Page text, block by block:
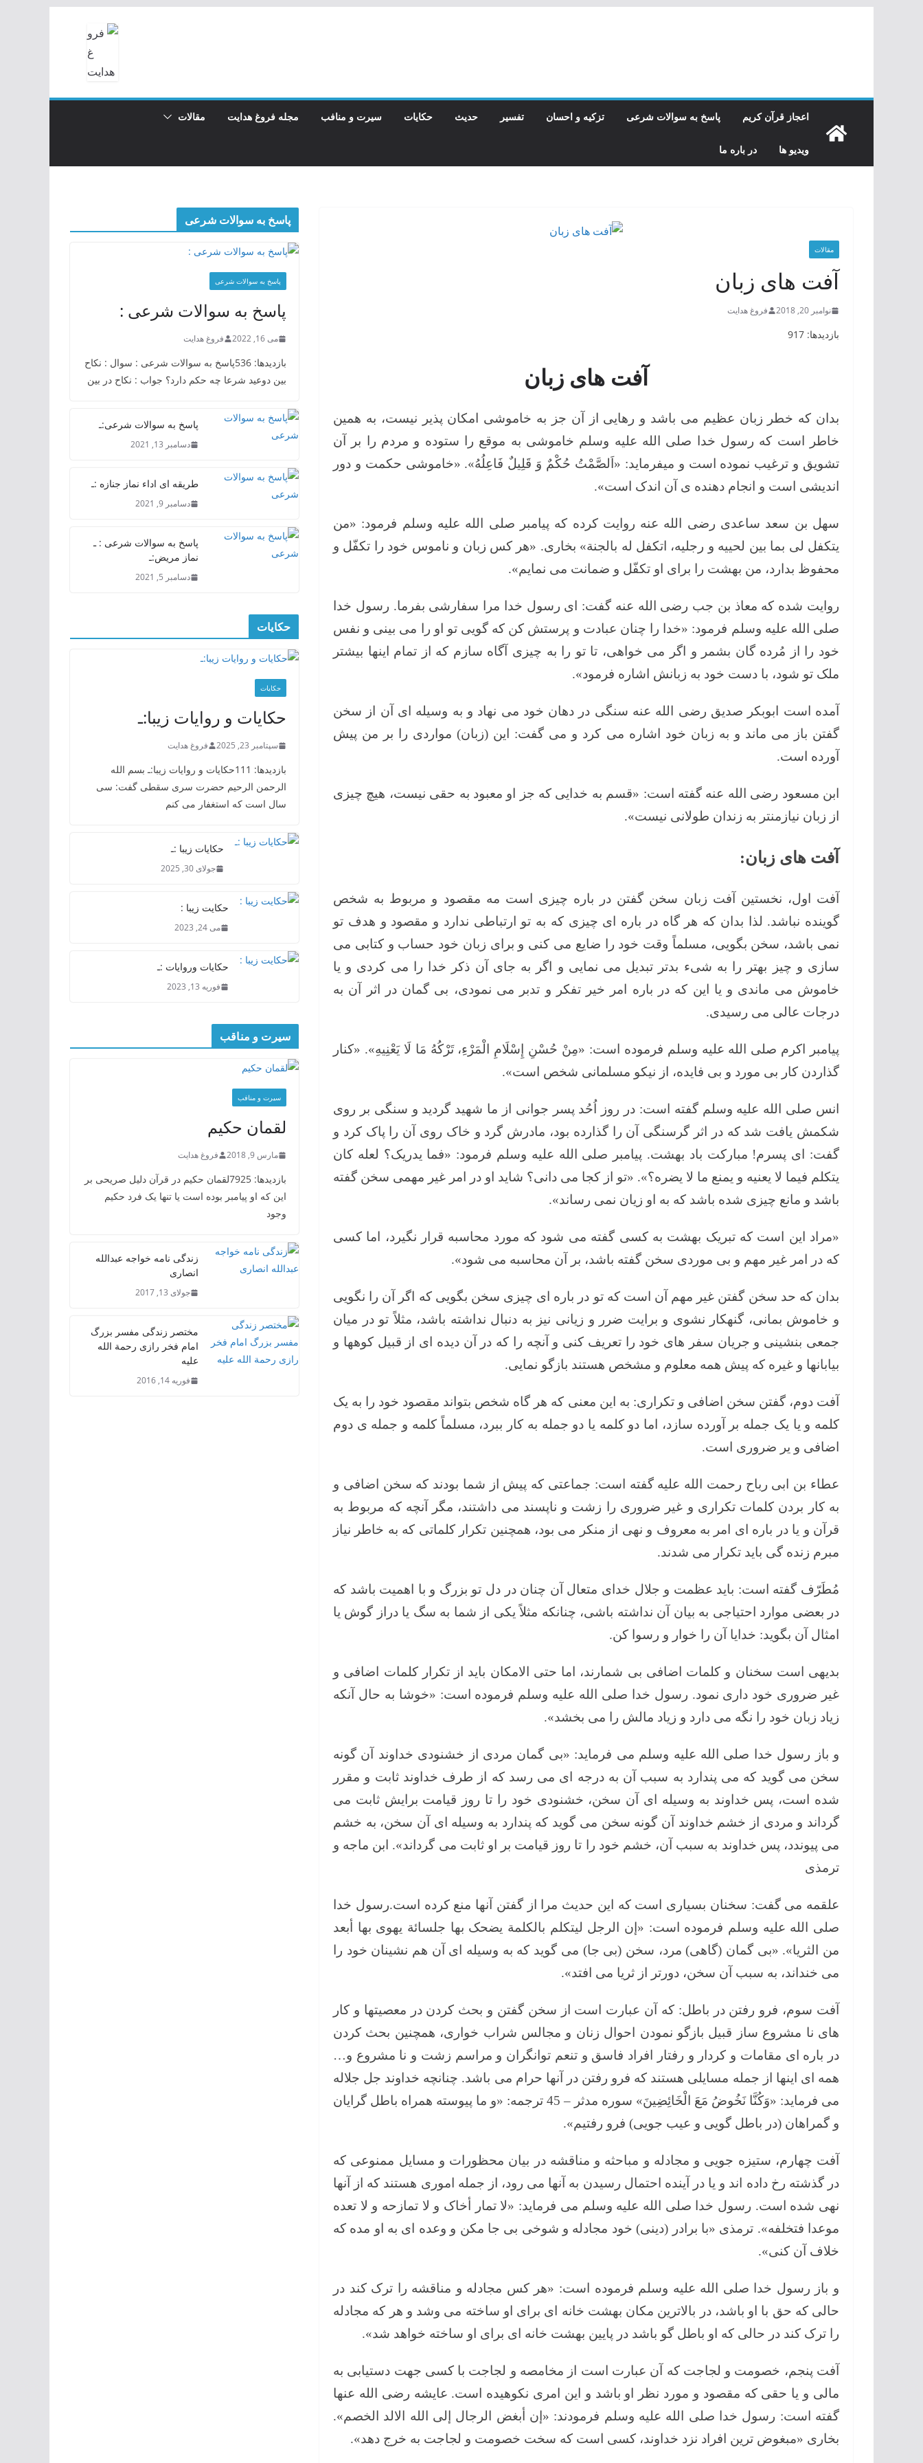
اعجاز قرآن کریم پاسخ به سوالات شرعی تزکیه و احسان تفسیر حدیث حکایات سیرت و منافب مجله فروغ هدایت مقالات
ویدیو ها در باره ما
مقالات
آفت های زبان
نوامبر 20, 2018 فروغ هدایت
بازدیدها: 917
آفت های زبان
بدان که خطر زبان عظیم می باشد و رهایی از آن جز به خاموشی امکان پذیر نیست، به همین
خاطر است که رسول خدا صلی الله علیه وسلم خاموشی به موقع را ستوده و مردم را بر آن
تشویق و ترغیب نموده است و میفرماید: «اَلصَّمْتُ حُكْمٌ وَ قَلِيلٌ فَاعِلُهُ». «خاموشی حکمت و دور
اندیشی است و انجام دهنده ی آن اندک است».
سهل بن سعد ساعدی رضی الله عنه روایت کرده که پیامبر صلی الله علیه وسلم فرمود: «من
یتکفل لی بما بین لحییه و رجلیه، اتکفل له بالجنة» بخاری. «هر کس زبان و ناموس خود را تکفّل و
محفوظ بدارد، من بهشت را برای او تکفّل و ضمانت می نمایم».
روایت شده که معاذ بن جب رضی الله عنه گفت: ای رسول خدا مرا سفارشی بفرما. رسول خدا
صلی الله علیه وسلم فرمود: «خدا را چنان عبادت و پرستش کن که گویی تو او را می بینی و نفس
خود را از مُرده گان بشمر و اگر می خواهی، تا تو را به چیزی آگاه سازم که از تمام اینها بیشتر
ملک تو شود، با دست خود به زبانش اشاره فرمود».
آمده است ابوبکر صدیق رضی الله عنه سنگی در دهان خود می نهاد و به وسیله ای آن از سخن
گفتن باز می ماند و به زبان خود اشاره می کرد و می گفت: این (زبان) مواردی را بر من پیش
آورده است.
ابن مسعود رضی الله عنه گفته است: «قسم به خدایی که جز او معبود به حقی نیست، هیچ چیزی
از زبان نیازمنتر به زندان طولانی نیست».
آفت های زبان:
آفت اول، نخستین آفت زبان سخن گفتن در باره چیزی است مه مقصود و مربوط به شخص
گوینده نباشد. لذا بدان که هر گاه در باره ای چیزی که به تو ارتباطی ندارد و مقصود و هدف تو
نمی باشد، سخن بگویی، مسلماً وقت خود را ضایع می کنی و برای زبان خود حساب و کتابی می
سازی و چیز بهتر را به شیء بدتر تبدیل می نمایی و اگر به جای آن ذکر خدا را می کردی و یا
خاموش می ماندی و یا این که در باره امر خیر تفکر و تدبر می نمودی، بی گمان در اثر آن به
درجات عالی می رسیدی.
پیامبر اکرم صلی الله علیه وسلم فرموده است: «مِنْ حُسْنِ إِسْلَامِ الْمَرْءِ، تَرْكُهُ مَا لَا يَعْنِيهِ». «کنار
گذاردن کار بی مورد و بی فایده، از نیکو مسلمانی شخص است».
انس صلی الله علیه وسلم گفته است: در روز اُحُد پسر جوانی از ما شهید گردید و سنگی بر روی
شکمش یافت شد که در اثر گرسنگی آن را گذارده بود، مادرش گرد و خاک روی آن را پاک کرد و
گفت: ای پسرم! مبارکت باد بهشت. پیامبر صلی الله علیه وسلم فرمود: «فما یدریک؟ لعله کان
یتکلم فیما لا یعنیه و یمنع ما لا یضره؟». «تو از کجا می دانی؟ شاید او در امر غیر مهمی سخن گفته
باشد و مانع چیزی شده باشد که به او زیان نمی رساند».
«مراد این است که تبریک بهشت به کسی گفته می شود که مورد محاسبه قرار نگیرد، اما کسی
که در امر غیر مهم و بی موردی سخن گفته باشد، بر آن محاسبه می شود».
بدان که حد سخن گفتن غیر مهم آن است که تو در باره ای چیزی سخن بگویی که اگر آن را نگویی
و خاموش بمانی، گنهکار نشوی و برایت ضرر و زیانی نیز به دنبال نداشته باشد، مثلاً تو در میان
جمعی بنشینی و جریان سفر های خود را تعریف کنی و آنچه را که در آن دیده ای از قبیل کوهها و
بیابانها و غیره که پیش همه معلوم و مشخص هستند بازگو نمایی.
آفت دوم، گفتن سخن اضافی و تکراری: به این معنی که هر گاه شخص بتواند مقصود خود را به یک
کلمه و یا یک جمله بر آورده سازد، اما دو کلمه یا دو جمله به کار ببرد، مسلماً کلمه و جمله ی دوم
اضافی و یر ضروری است.
عطاء بن ابی رباح رحمت الله علیه گفته است: جماعتی که پیش از شما بودند که سخن اضافی و
به کار بردن کلمات تکراری و غیر ضروری را زشت و ناپسند می داشتند، مگر آنچه که مربوط به
قرآن و یا در باره ای امر به معروف و نهی از منکر می بود، همچنین تکرار کلماتی که به خاطر نیاز
مبرم زنده گی باید تکرار می شدند.
مُطَرّف گفته است: باید عظمت و جلال خدای متعال آن چنان در دل تو بزرگ و با اهمیت باشد که
در بعضی موارد احتیاجی به بیان آن نداشته باشی، چنانکه مثلاً یکی از شما به سگ یا دراز گوش یا
امثال آن بگوید: خدایا آن را خوار و رسوا کن.
بدیهی است سخنان و کلمات اضافی بی شمارند، اما حتی الامکان باید از تکرار کلمات اضافی و
غیر ضروری خود داری نمود. رسول خدا صلی الله علیه وسلم فرموده است: «خوشا به حال آنکه
زیاد زبان خود را نگه می دارد و زیاد مالش را می بخشد».
و باز رسول خدا صلی الله علیه وسلم می فرماید: «بی گمان مردی از خشنودی خداوند آن گونه
سخن می گوید که می پندارد به سبب آن به درجه ای می رسد که از طرف خداوند ثابت و مقرر
شده است، پس خداوند به وسیله ای آن سخن، خشنودی خود را تا روز قیامت برایش ثابت می
گرداند و مردی از خشم خداوند آن گونه سخن می گوید که پندارد به وسیله ای آن سخن، به خشم
می پیوندد، پس خداوند به سبب آن، خشم خود را تا روز قیامت بر او ثابت می گرداند». ابن ماجه و
ترمذی
علقمه می گفت: سخنان بسیاری است که این حدیث مرا از گفتن آنها منع کرده است.رسول خدا
صلی الله علیه وسلم فرموده است: «إن الرجل لیتکلم بالکلمة یضحک بها جلسائة یهوی بها أبعد
من الثریا». «بی گمان (گاهی) مرد، سخن (بی جا) می گوید که به وسیله ای آن هم نشینان خود را
می خنداند، به سبب آن سخن، دورتر از ثریا می افتد».
آفت سوم، فرو رفتن در باطل: که آن عبارت است از سخن گفتن و بحث کردن در معصیتها و کار
های نا مشروع ساز قبیل بازگو نمودن احوال زنان و مجالس شراب خواری، همچنین بحث کردن
در باره ای مقامات و کردار و رفتار افراد فاسق و تنعم توانگران و مراسم زشت و نا مشروع و…
همه ای اینها از جمله مسایلی هستند که فرو رفتن در آنها حرام می باشد. چنانچه خداوند جل جلاله
می فرماید: «وَكُنَّا نَخُوضُ مَعَ الْخَائِضِينَ» سوره مدثر – 45 ترجمه: «و ما پیوسته همراه باطل گرایان
و گمراهان (در باطل گویی و عیب جویی) فرو رفتیم».
آفت چهارم، ستیزه جویی و مجادله و مباحثه و مناقشه در بیان محظورات و مسایل ممنوعی که
در گذشته رخ داده اند و یا در آینده احتمال رسیدن به آنها می رود، از جمله اموری هستند که از آنها
نهی شده است. رسول خدا صلی الله علیه وسلم می فرماید: «لا تمار أخاک و لا تمازحه و لا تعده
موعدا فتخلفه». ترمذی «با برادر (دینی) خود مجادله و شوخی بی جا مکن و وعده ای به او مده که
خلاف آن کنی».
و باز رسول خدا صلی الله علیه وسلم فرموده است: «هر کس مجادله و مناقشه را ترک کند در
حالی که حق با او باشد، در بالاترین مکان بهشت خانه ای برای او ساخته می وشد و هر که مجادله
را ترک کند در حالی که او باطل گو باشد در پایین بهشت خانه ای برای او ساخته خواهد شد».
آفت پنجم، خصومت و لجاجت که آن عبارت است از مخامصه و لجاجت با کسی جهت دستیابی به
مالی و یا حقی که مقصود و مورد نظر او باشد و این امری نکوهیده است. عایشه رضی الله عنها
گفته است: رسول خدا صلی الله علیه وسلم فرمودند: «إن أبغض الرجال إلی الله الالد الخصم».
بخاری «مبغوض ترین افراد نزد خداوند، کسی است که سخت خصومت و لجاجت به خرج دهد».
پاسخ به سوالات شرعی
پاسخ به سوالات شرعی
پاسخ به سوالات شرعی :
می 16, 2022 فروغ هدایت
بازدیدها: 536پاسخ به سوالات شرعی : سوال : نکاح
بین دوعید شرعا چه حکم دارد؟ جواب : نکاح در بین
پاسخ به سوالات شرعی:ـ
دسامبر 13, 2021
طریقه ای اداء نماز جنازه :ـ
دسامبر 9, 2021
پاسخ به سوالات شرعی : ـ
نماز مریض:ـ
دسامبر 5, 2021
حکایات
حکایات
حکایات و روایات زیبا:ـ
سپتامبر 23, 2025 فروغ هدایت
بازدیدها: 111حکایات و روایات زیبا:ـ بسم الله
الرحمن الرحیم حضرت سری سقطی گفت: سی
سال است که استغفار می کنم
حکایات زیبا :ـ
جولای 30, 2025
حکایت زیبا :
می 24, 2023
حکایات وروایات :ـ
فوریه 13, 2023
سیرت و مناقب
سیرت و منافب
لقمان حکیم
مارس 9, 2018 فروغ هدایت
بازدیدها: 7925لقمان حکیم در قرآن دلیل صریحی بر
این که او پیامبر بوده است یا تنها یک فرد حکیم
وجود
زندگی نامه خواجه عبدالله
انصاری
جولای 13, 2017
مختصر زندگی مفسر بزرگ
امام فخر رازی رحمة الله
علیه
فوریه 14, 2016